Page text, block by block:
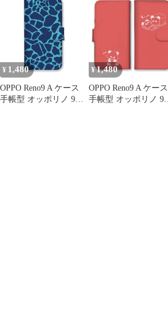
ス デニム ジーンズ ス
マイル ニコちゃん ステ
ッチ オシャレ 可愛い
カラー04
ス 猫 ねこ ネコ 子猫
イラスト 可愛い かわ
い りんご リンゴ ピ
ク ブルー カラー06
¥ 1,480
OPPO Reno9 A ケース
手帳型 オッポリノ 9A
¥ 1,480
OPPO Reno9 A ケース
手帳型 オッポリノ 9A